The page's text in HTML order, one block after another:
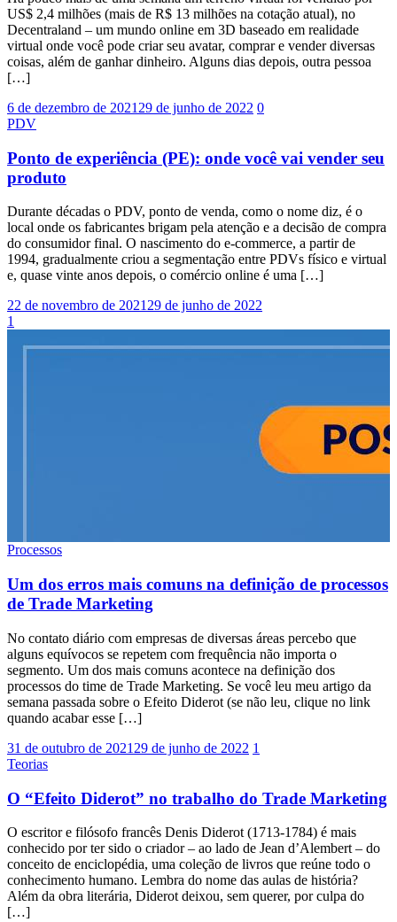
US$ 2,4 milhões (mais de R$ 13 milhões na cotação atual), no
Decentraland – um mundo online em 3D baseado em realidade
virtual onde você pode criar seu avatar, comprar e vender diversas
coisas, além de ganhar dinheiro. Alguns dias depois, outra pessoa
[…]
6 de dezembro de 2021 29 de junho de 2022 0
PDV
Ponto de experiência (PE): onde você vai vender seu
produto
Durante décadas o PDV, ponto de venda, como o nome diz, é o
local onde os fabricantes brigam pela atenção e a decisão de compra
do consumidor final. O nascimento do e-commerce, a partir de
1994, gradualmente criou a segmentação entre PDVs físico e virtual
e, quase vinte anos depois, o comércio online é uma […]
22 de novembro de 2021 29 de junho de 2022
1
Processos
Um dos erros mais comuns na definição de processos
de Trade Marketing
No contato diário com empresas de diversas áreas percebo que
alguns equívocos se repetem com frequência não importa o
segmento. Um dos mais comuns acontece na definição dos
processos do time de Trade Marketing. Se você leu meu artigo da
semana passada sobre o Efeito Diderot (se não leu, clique no link
quando acabar esse […]
31 de outubro de 2021 29 de junho de 2022 1
Teorias
O “Efeito Diderot” no trabalho do Trade Marketing
O escritor e filósofo francês Denis Diderot (1713-1784) é mais
conhecido por ter sido o criador – ao lado de Jean d’Alembert – do
conceito de enciclopédia, uma coleção de livros que reúne todo o
conhecimento humano. Lembra do nome das aulas de história?
Além da obra literária, Diderot deixou, sem querer, por culpa do
[…]